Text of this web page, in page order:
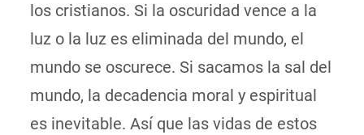
los cristianos. Si la oscuridad vence a la
luz o la luz es eliminada del mundo, el
mundo se oscurece. Si sacamos la sal del
mundo, la decadencia moral y espiritual
es inevitable. Así que las vidas de estos